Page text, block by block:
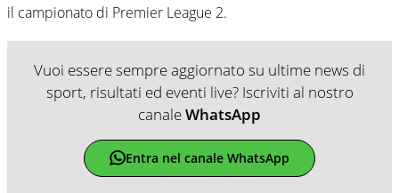
il campionato di Premier League 2.
Vuoi essere sempre aggiornato su ultime news di
sport, risultati ed eventi live? Iscriviti al nostro
canaleWhatsApp
Entra nel canale WhatsApp